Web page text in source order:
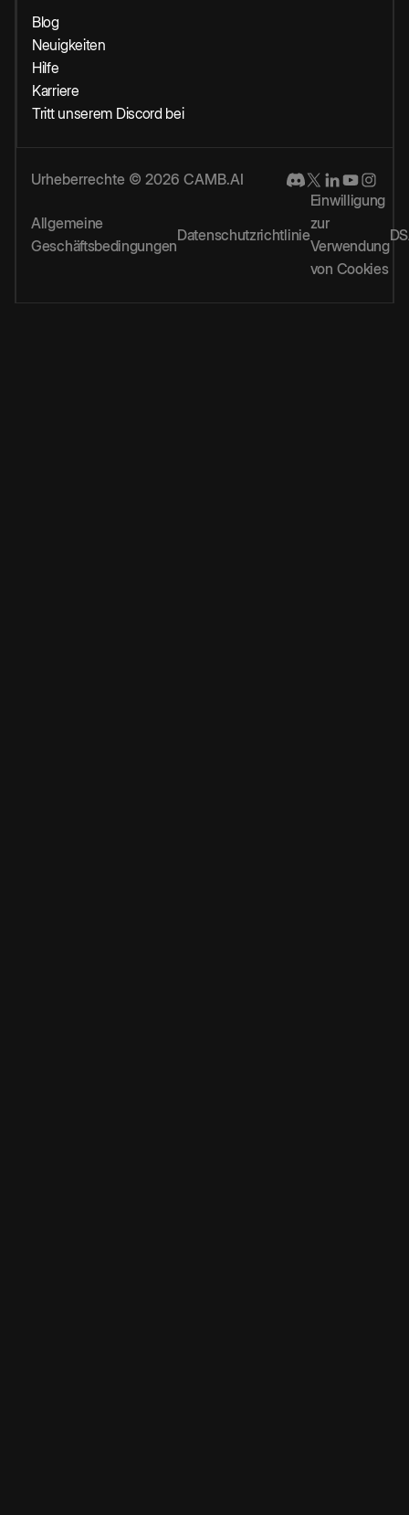
Blog
Neuigkeiten
Hilfe
Karriere
Tritt unserem Discord bei
Urheberrechte © 2026 CAMB.AI
Allgemeine
Geschäftsbedingungen
Datenschutzrichtlinie
Einwilligung
zur
Verwendung
von Cookies